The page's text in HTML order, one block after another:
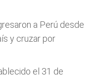
a Perú desde
y cruzar por
el 31 de